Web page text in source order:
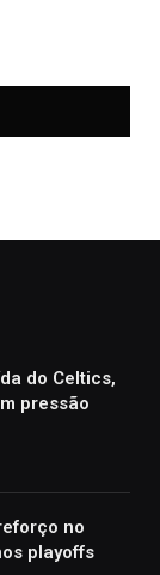
do Celtics,
pressão
no
playoffs